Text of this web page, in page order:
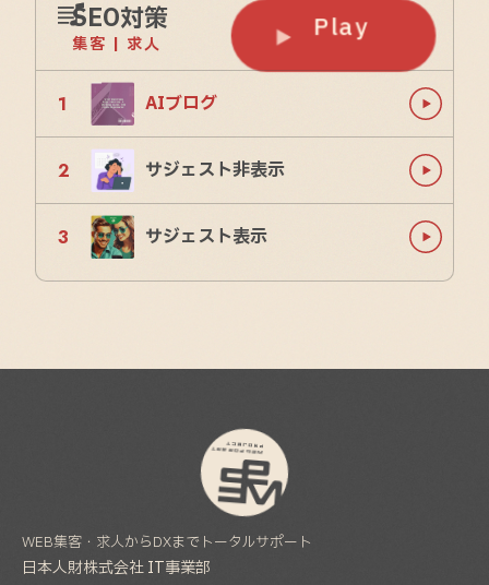
SEO対策
集客 | 求人 Play
AIブログ
サジェスト非表示
サジェスト表示
WEB集客・求人からDXまでトータルサポート
日本人財株式会社 IT事業部